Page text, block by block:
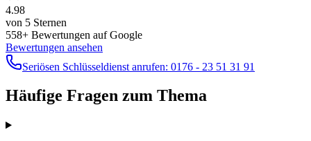
4.98
von 5 Sternen
558+ Bewertungen auf Google
Bewertungen ansehen
Seriösen Schlüsseldienst anrufen: 0176 - 23 51 31 91
Häufige Fragen zum Thema